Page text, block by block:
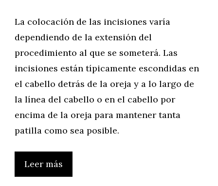
La colocación de las incisiones varía
dependiendo de la extensión del
procedimiento al que se someterá. Las
incisiones están típicamente escondidas en
el cabello detrás de la oreja y a lo largo de
la línea del cabello o en el cabello por
encima de la oreja para mantener tanta
patilla como sea posible.
Leer más